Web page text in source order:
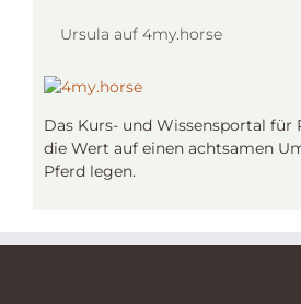
Ursula auf 4my.horse
Das Kurs- und Wissensportal für
die Wert auf einen achtsamen
Pferd legen.